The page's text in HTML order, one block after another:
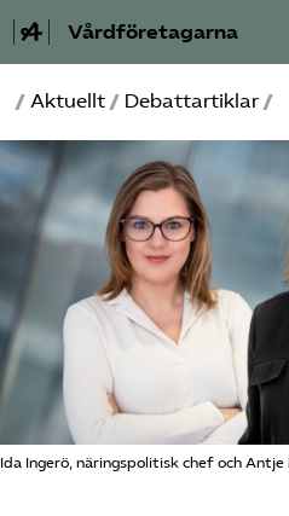
Vårdföretagarna
Välfärdskriminalitet
Valmanifest
Medlemskap
Aktiviteter
Våra frågor
Om oss
/ Aktuellt / Debattartiklar /
Ida Ingerö, näringspolitisk chef och